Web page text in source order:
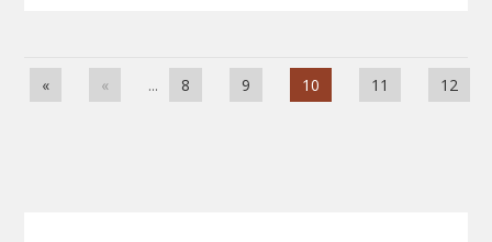
« « ... 8 9 10 11 12